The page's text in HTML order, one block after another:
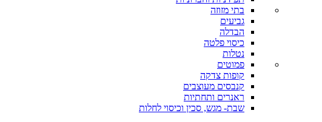
בתי מזוזה
גביעים
הבדלה
כיסוי פלטה
נטלות
פמוטים
קופות צדקה
קנבסים מעוצבים
ראנרים ותחתיות
שבת- מגש, סכין וכיסוי לחלות